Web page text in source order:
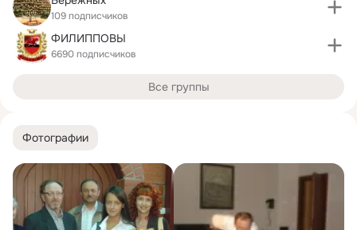
Фотографии
109 подписчиков
ФИЛИППОВЫ
6690 подписчиков
Все группы